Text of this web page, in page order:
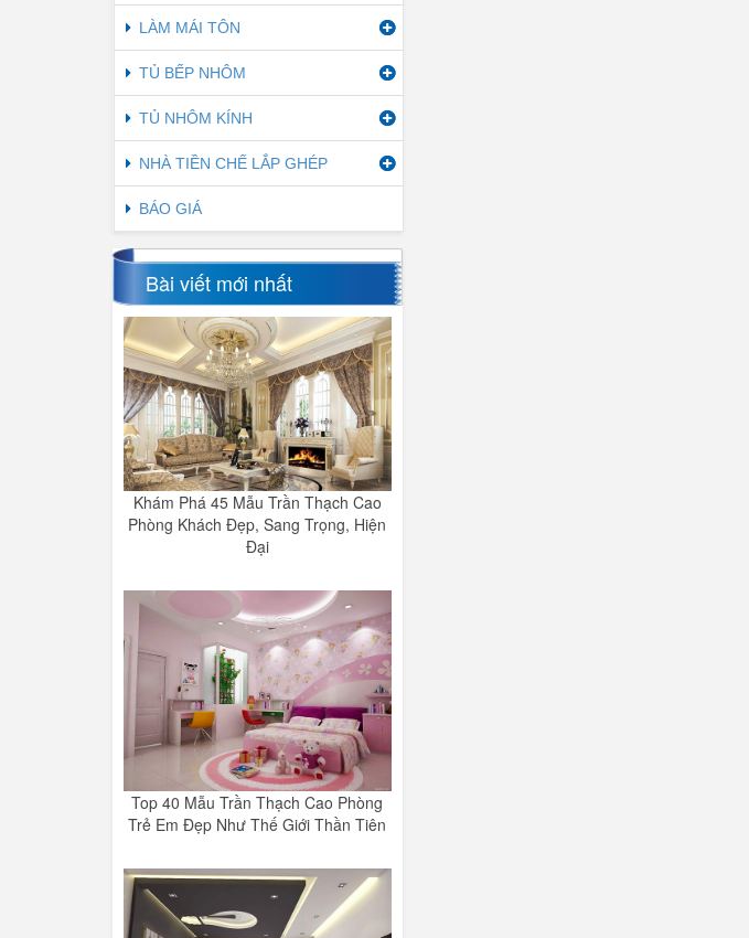
LÀM MÁI TÔN
TỦ BẾP NHÔM
TỦ NHÔM KÍNH
NHÀ TIỀN CHẾ LẮP GHÉP
BÁO GIÁ
Bài viết mới nhất
Khám Phá 45 Mẫu Trần Thạch Cao
Phòng Khách Đẹp, Sang Trọng, Hiện
Đại
Top 40 Mẫu Trần Thạch Cao Phòng
Trẻ Em Đẹp Như Thế Giới Thần Tiên